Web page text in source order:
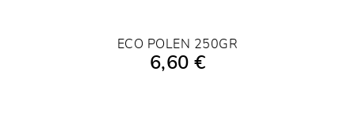
ECO POLEN 250GR
6,60 €